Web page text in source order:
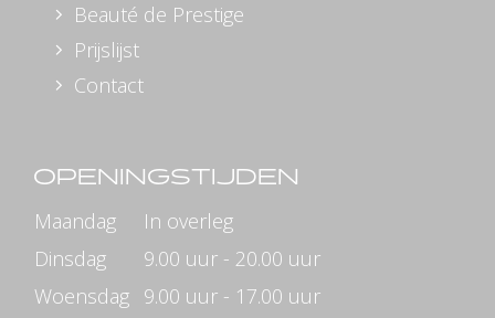
Beauté de Prestige
Prijslijst
Contact
OPENINGSTIJDEN
Maandag
In overleg
Dinsdag
9.00 uur - 20.00 uur
Woensdag 9.00 uur - 17.00 uur